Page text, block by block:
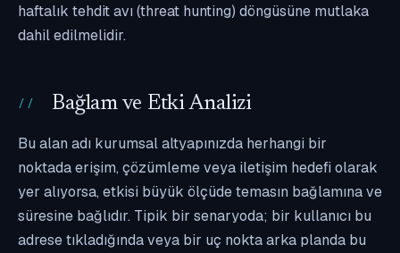
haftalık tehdit avı (threat hunting) döngüsüne mutlaka
dahil edilmelidir.
Bağlam ve Etki Analizi
Bu alan adı kurumsal altyapınızda herhangi bir
noktada erişim, çözümleme veya iletişim hedefi olarak
yer alıyorsa, etkisi büyük ölçüde temasın bağlamına ve
süresine bağlıdır. Tipik bir senaryoda; bir kullanıcı bu
adrese tıkladığında veya bir uç nokta arka planda bu